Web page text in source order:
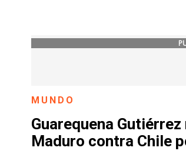
MUNDO
Guarequena
Maduro contra Chile